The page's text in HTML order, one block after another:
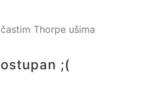
Thorpe ušima
;(